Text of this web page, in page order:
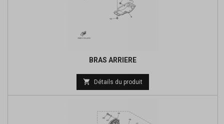
BRAS ARRIERE
Prix
de
 Détails du produit